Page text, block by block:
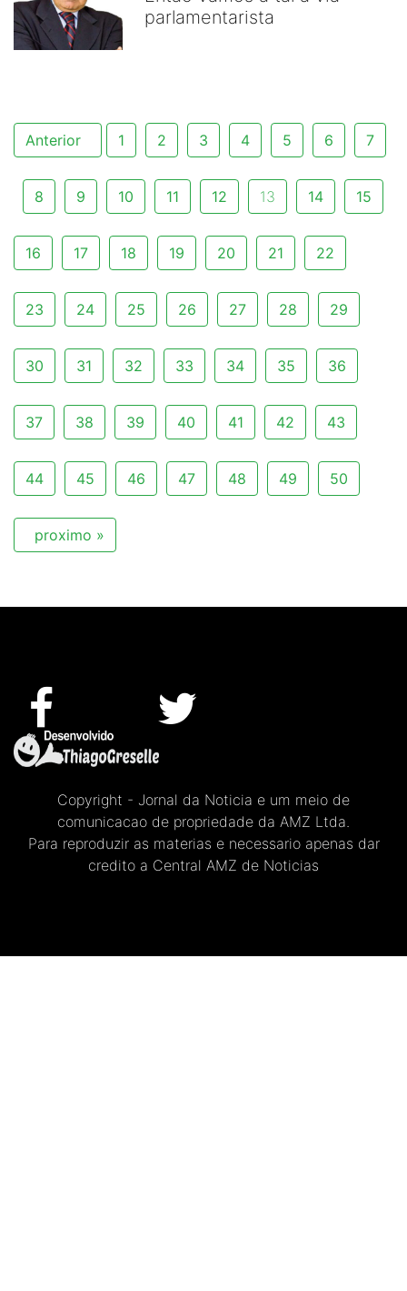
parlamentarista
Anterior 1 2 3 4 5 6 7
8 9 10 11 12 13 14 15
16 17 18 19 20 21 22
23 24 25 26 27 28 29
30 31 32 33 34 35 36
37 38 39 40 41 42 43
44 45 46 47 48 49 50
proximo »
Copyright - Jornal da Noticia e um meio de
comunicacao de propriedade da AMZ Ltda.
Para reproduzir as materias e necessario apenas dar
credito a Central AMZ de Noticias